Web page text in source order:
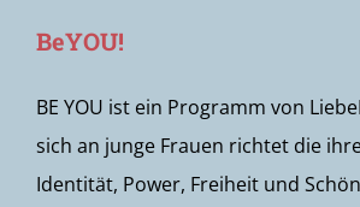
BeYOU!
BE YOU ist ein Programm von
sich an junge Frauen richtet die
Identität, Power, Freiheit und